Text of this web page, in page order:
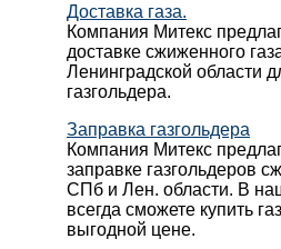
Доставка газа.
Компания Митекс
доставке сжиженного
Ленинградской области
газгольдера.
Заправка газгольдера
Компания Митекс
заправке газгольдеров
СПб и Лен. области. В
всегда сможете купить
выгодной цене.